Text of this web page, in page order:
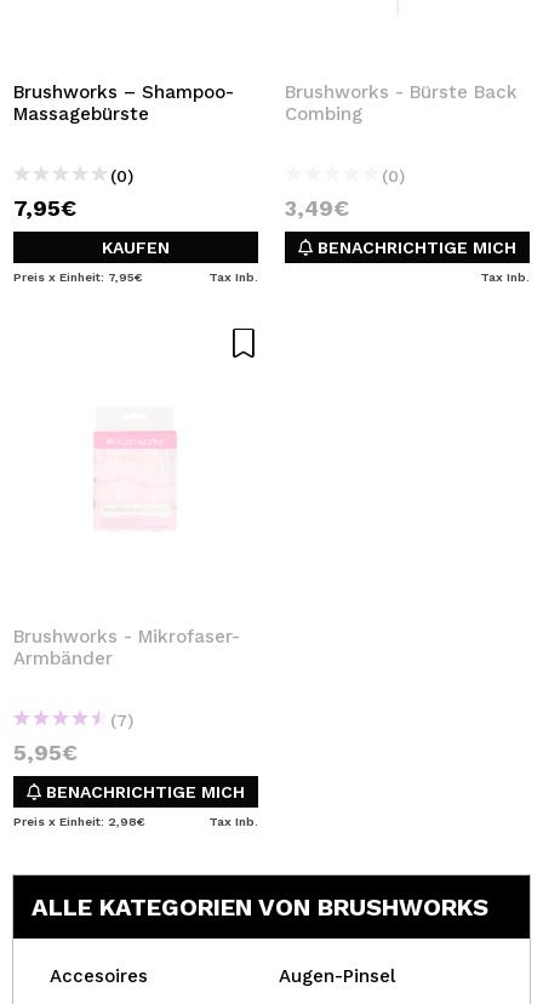
Brushworks – Shampoo-
Massagebürste
(0)
7,95€
KAUFEN
Preis x Einheit: 7,95€ Tax Inb.
Brushworks - Bürste Back
Combing
(0)
3,49€
BENACHRICHTIGE MICH
Tax Inb.
Brushworks - Mikrofaser-
Armbänder
(7)
5,95€
BENACHRICHTIGE MICH
Preis x Einheit: 2,98€ Tax Inb.
ALLE KATEGORIEN VON BRUSHWORKS
Accesoires Augen-Pinsel